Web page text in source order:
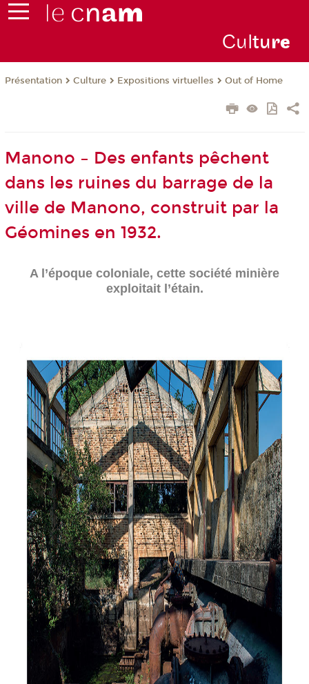
Culture
Présentation Culture Expositions virtuelles Out of Home
Manono – Des enfants pêchent
dans les ruines du barrage de la
ville de Manono, construit par la
Géomines en 1932.
A l’époque coloniale, cette société minière
exploitait l’étain.